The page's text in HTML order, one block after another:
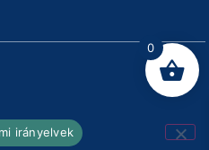
0
irányelvek